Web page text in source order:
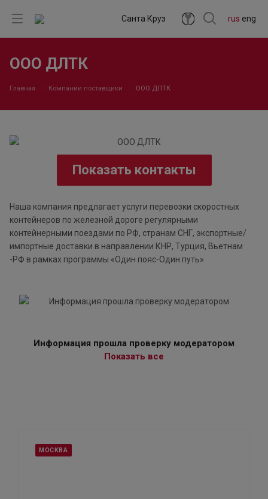
rus eng
Санта Круз
ООО ДЛТК
Главная Компании поставщики ООО ДЛТК
Показать контакты
Наша компания предлагает услуги перевозки скоростных
контейнеров по железной дороге регулярными
контейнерными поездами по РФ, странам СНГ, экспортные/
импортные доставки в направлении КНР, Турция, Вьетнам
-РФ в рамках программы «Один пояс-Один путь».
Информация прошла проверку модератором
Показать все
МОСКВА